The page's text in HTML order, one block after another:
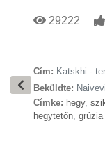
29222
Cím: Katskhi -
Beküldte:
Címke: hegy,
hegytetőn, grúzia